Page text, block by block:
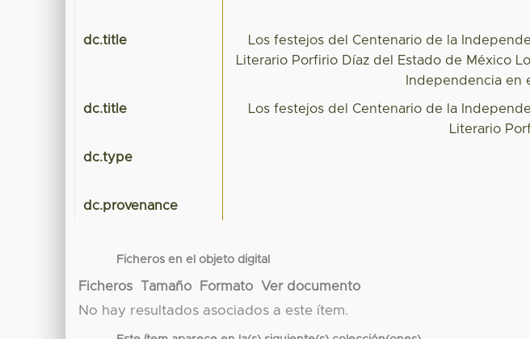
dc.title
Los festejos del Centenario de la
Literario Porfirio Díaz del Estado de México
Independencia en
dc.title
Los festejos del Centenario de la
Literario
dc.type
dc.provenance
Ficheros en el objeto digital
Ficheros Tamaño Formato
Ver documento
No hay resultados asociados a este ítem.